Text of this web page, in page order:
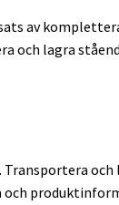
av
och lagra